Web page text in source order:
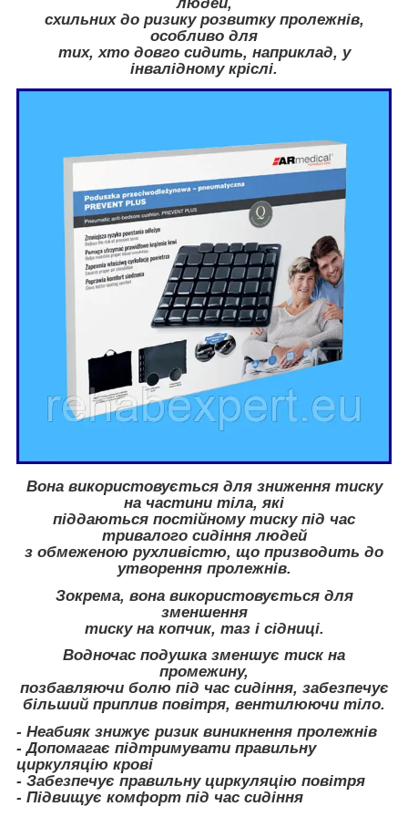
людей,
схильних до ризику розвитку пролежнів,
особливо для
тих, хто довго сидить, наприклад, у
інвалідному кріслі.
Вона використовується для зниження тиску
на частини тіла, які
піддаються постійному тиску під час
тривалого сидіння людей
з обмеженою рухливістю, що призводить до
утворення пролежнів.
Зокрема, вона використовується для
зменшення
тиску на копчик, таз і сідниці.
Водночас подушка зменшує тиск на
промежину,
позбавляючи болю під час сидіння, забезпечує
більший приплив повітря, вентилюючи тіло.
- Неабияк знижує ризик виникнення пролежнів
- Допомагає підтримувати правильну
циркуляцію крові
- Забезпечує правильну циркуляцію повітря
- Підвищує комфорт під час сидіння